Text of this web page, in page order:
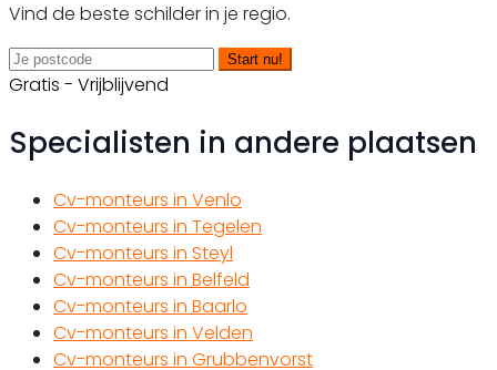
Vind de beste schilder in je regio.
Start nu!
Gratis - Vrijblijvend
Specialisten in andere plaatsen
Cv-monteurs in Venlo
Cv-monteurs in Tegelen
Cv-monteurs in Steyl
Cv-monteurs in Belfeld
Cv-monteurs in Baarlo
Cv-monteurs in Velden
Cv-monteurs in Grubbenvorst